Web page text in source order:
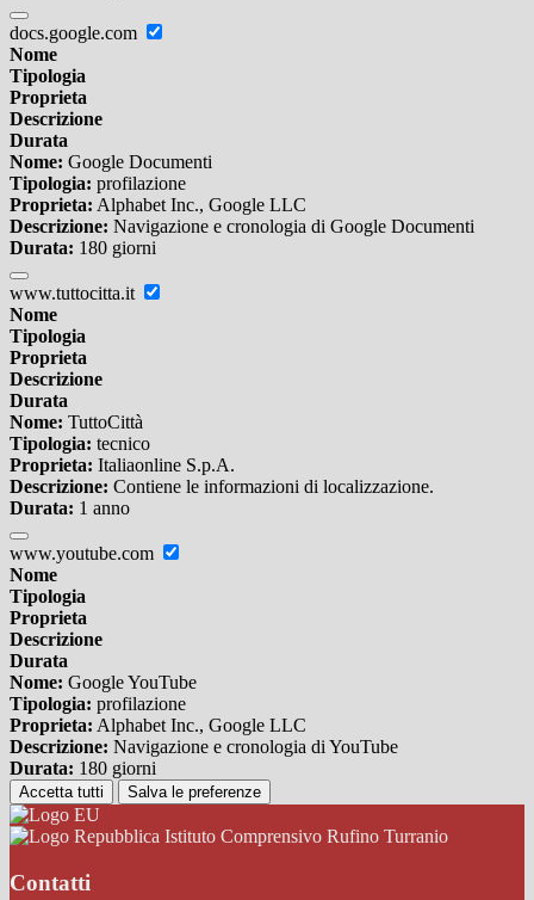
docs.google.com
Nome
Tipologia
Proprieta
Descrizione
Durata
Nome: Google Documenti
Tipologia: profilazione
Proprieta: Alphabet Inc., Google LLC
Descrizione: Navigazione e cronologia di Google Documenti
Durata: 180 giorni
www.tuttocitta.it
Nome
Tipologia
Proprieta
Descrizione
Durata
Nome: TuttoCittà
Tipologia: tecnico
Proprieta: Italiaonline S.p.A.
Descrizione: Contiene le informazioni di localizzazione.
Durata: 1 anno
www.youtube.com
Nome
Tipologia
Proprieta
Descrizione
Durata
Nome: Google YouTube
Tipologia: profilazione
Proprieta: Alphabet Inc., Google LLC
Descrizione: Navigazione e cronologia di YouTube
Durata: 180 giorni
Accetta tutti Salva le preferenze
Istituto Comprensivo Rufino Turranio
Contatti